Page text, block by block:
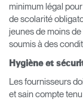
minimum légal
de scolarité
jeunes de moins
soumis à des
Hygiène et
Les fournisseurs
et sain compte